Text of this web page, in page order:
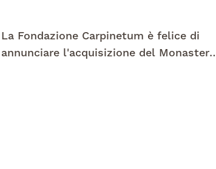
La Fondazione Carpinetum è felice di
annunciare l'acquisizione del Monastero